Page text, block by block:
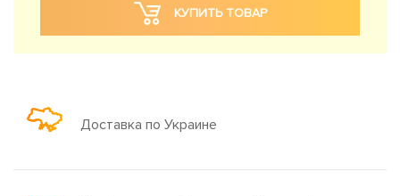
КУПИТЬ ТОВАР
Доставка по Украине